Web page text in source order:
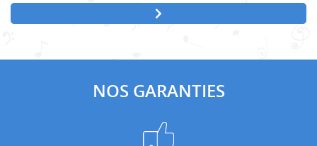
NOS GARANTIES